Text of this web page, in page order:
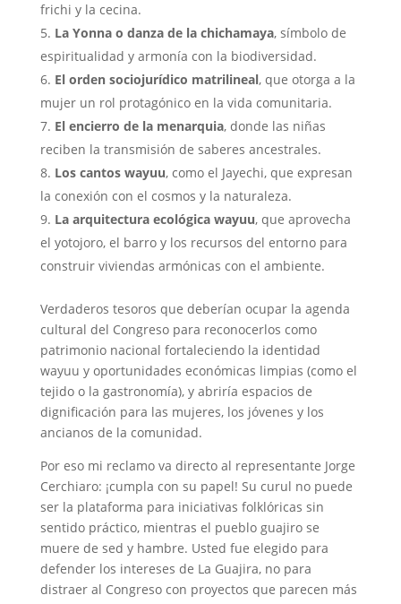
frichi y la cecina.
La Yonna o danza de la chichamaya, símbolo de
espiritualidad y armonía con la biodiversidad.
El orden sociojurídico matrilineal, que otorga a la
mujer un rol protagónico en la vida comunitaria.
El encierro de la menarquia, donde las niñas
reciben la transmisión de saberes ancestrales.
Los cantos wayuu, como el Jayechi, que expresan
la conexión con el cosmos y la naturaleza.
La arquitectura ecológica wayuu, que aprovecha
el yotojoro, el barro y los recursos del entorno para
construir viviendas armónicas con el ambiente.
Verdaderos tesoros que deberían ocupar la agenda
cultural del Congreso para reconocerlos como
patrimonio nacional fortaleciendo la identidad
wayuu y oportunidades económicas limpias (como el
tejido o la gastronomía), y abriría espacios de
dignificación para las mujeres, los jóvenes y los
ancianos de la comunidad.
Por eso mi reclamo va directo al representante Jorge
Cerchiaro: ¡cumpla con su papel! Su curul no puede
ser la plataforma para iniciativas folklóricas sin
sentido práctico, mientras el pueblo guajiro se
muere de sed y hambre. Usted fue elegido para
defender los intereses de La Guajira, no para
distraer al Congreso con proyectos que parecen más